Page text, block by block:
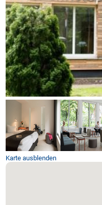
Karte ausblenden